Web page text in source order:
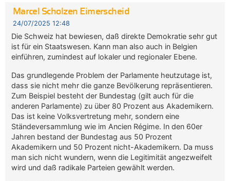
Marcel Scholzen Eimerscheid
24/07/2025 12:48
Die Schweiz hat bewiesen, daß direkte Demokratie sehr gut
ist für ein Staatswesen. Kann man also auch in Belgien
einführen, zumindest auf lokaler und regionaler Ebene.
Das grundlegende Problem der Parlamente heutzutage ist,
dass sie nicht mehr die ganze Bevölkerung repräsentieren.
Zum Beispiel besteht der Bundestag (gilt auch für die
anderen Parlamente) zu über 80 Prozent aus Akademikern.
Das ist keine Volksvertretung mehr, sondern eine
Ständeversammlung wie im Ancien Régime. In den 60er
Jahren bestand der Bundestag aus 50 Prozent
Akademikern und 50 Prozent nicht-Akademikern. Da muss
man sich nicht wundern, wenn die Legitimität angezweifelt
wird und daß radikale Parteien gewählt werden.